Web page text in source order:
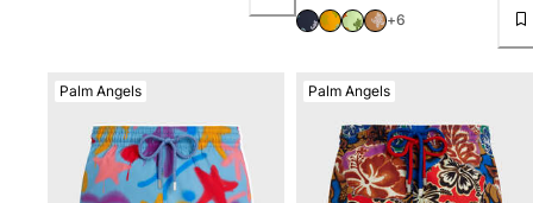
+6
Palm Angels Palm Angels